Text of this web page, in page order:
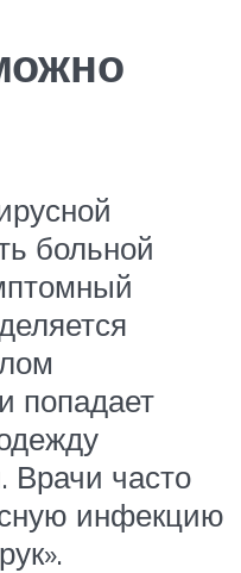
больной
попадает
Врачи часто
инфекцию